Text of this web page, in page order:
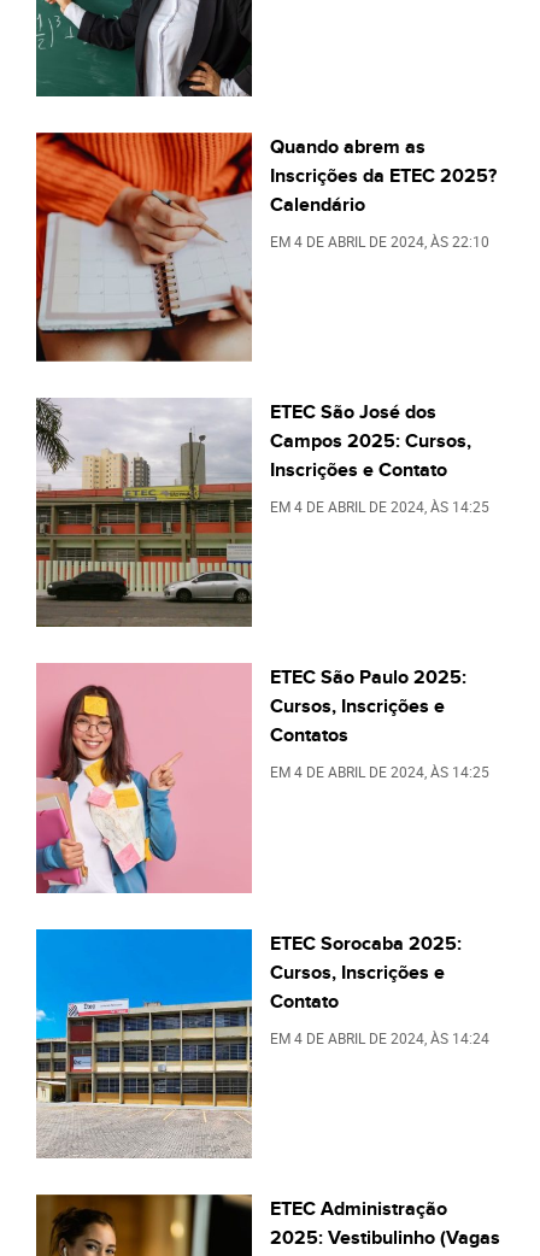
Quando abrem as
Inscrições da ETEC 2025?
Calendário
EM4 DE ABRIL DE 2024 , ÀS22:10
ETEC São José dos
Campos 2025: Cursos,
Inscrições e Contato
EM4 DE ABRIL DE 2024 , ÀS 14:25
ETEC São Paulo 2025:
Cursos, Inscrições e
Contatos
EM4 DE ABRIL DE 2024, ÀS 14:25
ETEC Sorocaba 2025:
Cursos, Inscrições e
Contato
EM4 DE ABRIL DE 2024 , ÀS 14:24
ETEC Administração
2025: Vestibulinho (Vagas